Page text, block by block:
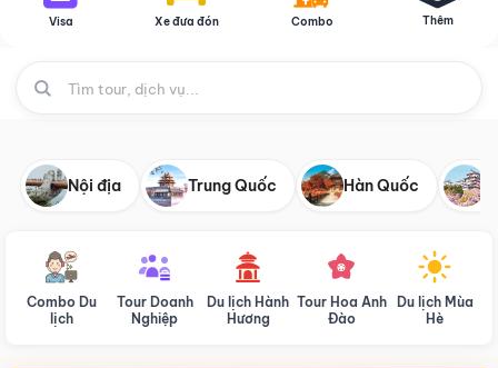
Visa Xe đưa đón Combo Thêm
Nội địa Trung Quốc Hàn Quốc
Combo Du
lịch
Tour Doanh
Nghiệp
Du lịch Hành
Hương
Tour Hoa Anh
Đào
Du lịch Mùa
Hè